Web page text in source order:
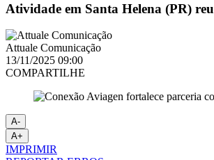
Atividade em Santa Helena (PR)
Attuale Comunicação
13/11/2025 09:00
COMPARTILHE
A-
A+
IMPRIMIR